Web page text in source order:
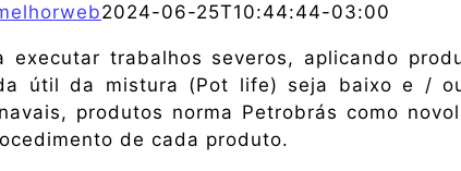
2024-06-25T10:44:44-03:00
trabalhos severos, aplicando
útil da mistura (Pot life) seja baixo e /
produtos norma Petrobrás como
de cada produto.